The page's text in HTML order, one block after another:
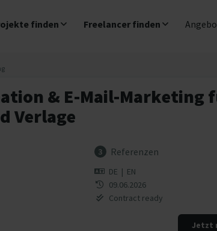
finden Freelancer finden
& E-Mail-Marketing
Verlage
3 Referenzen
DE | EN
09.06.2026
Contract ready
Jetzt